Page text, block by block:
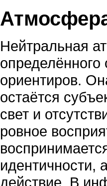
Нейтральная
определённого
ориентиров.
остаётся
свет и
ровное
идентичности,
действие. В